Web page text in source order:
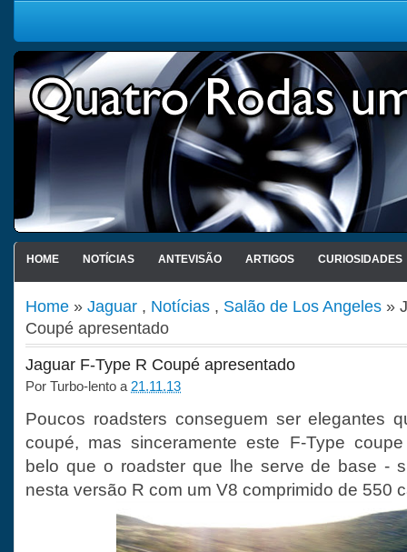
HOME NOTÍCIAS ANTEVISÃO ARTIGOS CURIOSIDADES
Home » Jaguar , Notícias , Salão de Los Angeles »
Coupé apresentado
Jaguar F-Type R Coupé apresentado
Por Turbo-lento a 21.11.13
Poucos roadsters conseguem ser elegantes
coupé, mas sinceramente este F-Type
belo que o roadster que lhe serve de base -
nesta versão R com um V8 comprimido de 550